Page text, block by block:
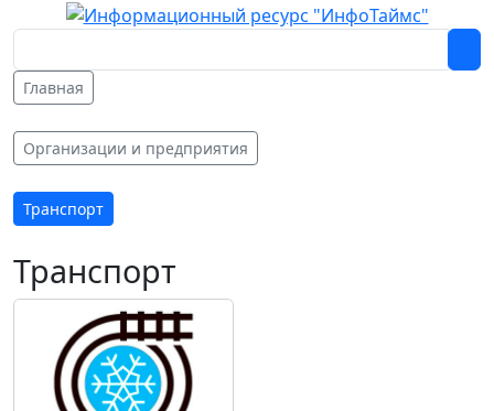
Главная
Организации и предприятия
Транспорт
Транспорт